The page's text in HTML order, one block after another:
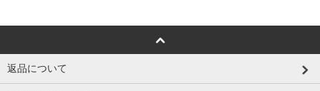
返品について